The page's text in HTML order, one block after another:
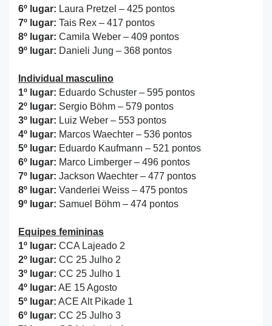
6º lugar: Laura Pretzel – 425 pontos
7º lugar: Tais Rex – 417 pontos
8º lugar: Camila Weber – 409 pontos
9º lugar: Danieli Jung – 368 pontos
Individual masculino
1º lugar: Eduardo Schuster – 595 pontos
2º lugar: Sergio Böhm – 579 pontos
3º lugar: Luiz Weber – 553 pontos
4º lugar: Marcos Waechter – 536 pontos
5º lugar: Eduardo Kaufmann – 521 pontos
6º lugar: Marco Limberger – 496 pontos
7º lugar: Jackson Waechter – 477 pontos
8º lugar: Vanderlei Weiss – 475 pontos
9º lugar: Samuel Böhm – 474 pontos
Equipes femininas
1º lugar: CCA Lajeado 2
2º lugar: CC 25 Julho 2
3º lugar: CC 25 Julho 1
4º lugar: AE 15 Agosto
5º lugar: ACE Alt Pikade 1
6º lugar: CC 25 Julho 3